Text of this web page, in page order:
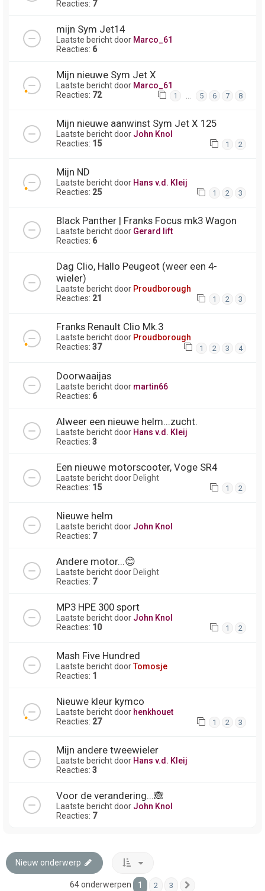
Reacties: 7
mijn Sym Jet14
Laatste bericht door Marco_61
Reacties: 6
Mijn nieuwe Sym Jet X
Laatste bericht door Marco_61
Reacties: 72 1 5 6 7 8
Mijn nieuwe aanwinst Sym Jet X 125
Laatste bericht door John Knol
Reacties: 15 1 2
Mijn ND
Laatste bericht door Hans v.d. Kleij
Reacties: 25 1 2 3
Black Panther | Franks Focus mk3 Wagon
Laatste bericht door Gerard lift
Reacties: 6
Dag Clio, Hallo Peugeot (weer een 4-
wieler)
Laatste bericht door Proudborough
Reacties: 21 1 2 3
Franks Renault Clio Mk.3
Laatste bericht door Proudborough
Reacties: 37 1 2 3 4
Doorwaaijas
Laatste bericht door martin66
Reacties: 6
Alweer een nieuwe helm...zucht.
Laatste bericht door Hans v.d. Kleij
Reacties: 3
Een nieuwe motorscooter, Voge SR4
Laatste bericht door Delight
Reacties: 15 1 2
Nieuwe helm
Laatste bericht door John Knol
Reacties: 7
Andere motor...😊
Laatste bericht door Delight
Reacties: 7
MP3 HPE 300 sport
Laatste bericht door John Knol
Reacties: 10 1 2
Mash Five Hundred
Laatste bericht doorTomosje
Reacties: 1
Nieuwe kleur kymco
Laatste bericht door henkhouet
Reacties: 27 1 2 3
Mijn andere tweewieler
Laatste bericht door Hans v.d. Kleij
Reacties: 3
Voor de verandering...🙈
Laatste bericht door John Knol
Reacties: 7
Nieuw onderwerp
64 onderwerpen 1 2 3